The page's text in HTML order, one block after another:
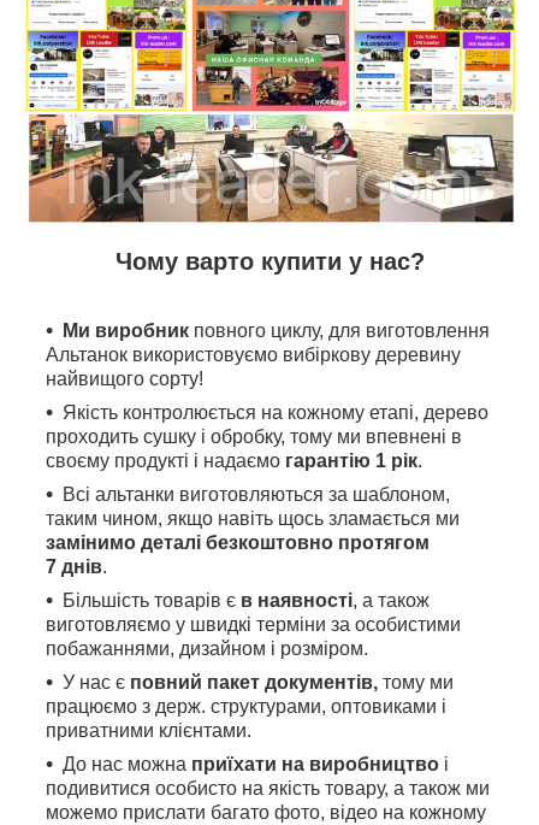
Чому варто купити у нас?
Ми виробник повного циклу, для виготовлення
Альтанок використовуємо вибіркову деревину
найвищого сорту!
Якість контролюється на кожному етапі, дерево
проходить сушку і обробку, тому ми впевнені в
своєму продукті і надаємо гарантію 1 рік.
Всі альтанки виготовляються за шаблоном,
таким чином, якщо навіть щось зламається ми
замінимо деталі безкоштовно протягом
7 днів.
Більшість товарів є в наявності, а також
виготовляємо у швидкі терміни за особистими
побажаннями, дизайном і розміром.
У нас є повний пакет документів, тому ми
працюємо з держ. структурами, оптовиками і
приватними клієнтами.
До нас можна приїхати на виробництво і
подивитися особисто на якість товару, а також ми
можемо прислати багато фото, відео на кожному